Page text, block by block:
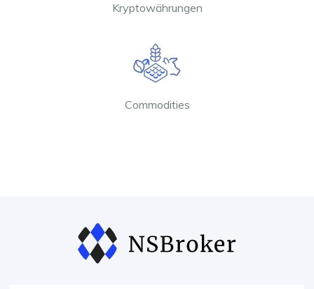
Kryptowährungen
Commodities